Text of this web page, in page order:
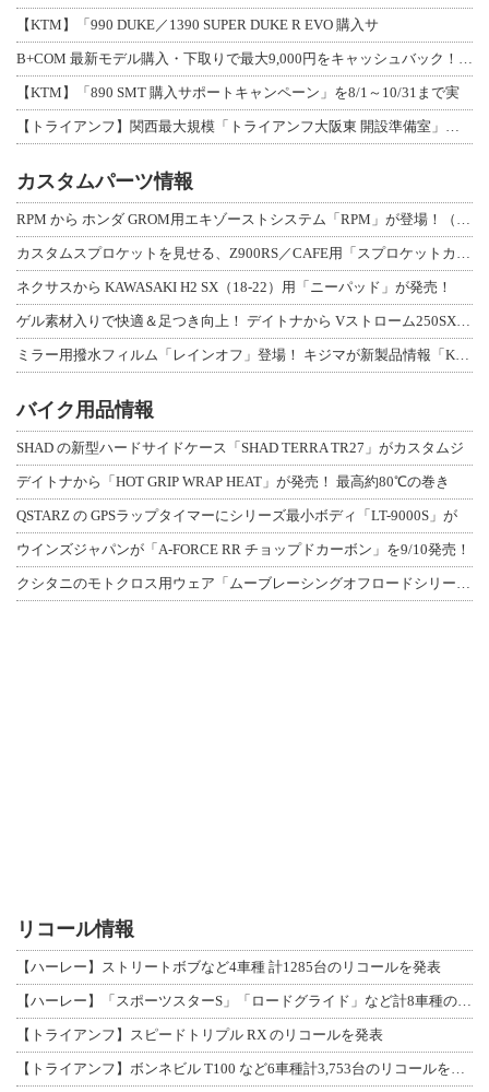
【KTM】「990 DUKE／1390 SUPER DUKE R EVO 購入サ
B+COM 最新モデル購入・下取りで最大9,000円をキャッシュバック！「B+F
【KTM】「890 SMT 購入サポートキャンペーン」を8/1～10/31まで実
【トライアンフ】関西最大規模「トライアンフ大阪東 開設準備室」がオープン！ 限定
カスタムパーツ情報
RPM から ホンダ GROM用エキゾーストシステム「RPM」が登場！（動画あり
カスタムスプロケットを見せる、Z900RS／CAFE用「スプロケットカバーフルキ
ネクサスから KAWASAKI H2 SX（18-22）用「ニーパッド」が発売！
ゲル素材入りで快適＆足つき向上！ デイトナから Vストローム250SX用「快適ロ
ミラー用撥水フィルム「レインオフ」登場！ キジマが新製品情報「KIJIMA NE
バイク用品情報
SHAD の新型ハードサイドケース「SHAD TERRA TR27」がカスタムジ
デイトナから「HOT GRIP WRAP HEAT」が発売！ 最高約80℃の巻き
QSTARZ の GPSラップタイマーにシリーズ最小ボディ「LT-9000S」が
ウインズジャパンが「A-FORCE RR チョップドカーボン」を9/10発売！
クシタニのモトクロス用ウェア「ムーブレーシングオフロードシリーズ」3アイテムが登
リコール情報
【ハーレー】ストリートボブなど4車種 計1285台のリコールを発表
【ハーレー】「スポーツスターS」「ロードグライド」など計8車種のリコールを発表
【トライアンフ】スピードトリプル RX のリコールを発表
【トライアンフ】ボンネビル T100 など6車種計3,753台のリコールを発表